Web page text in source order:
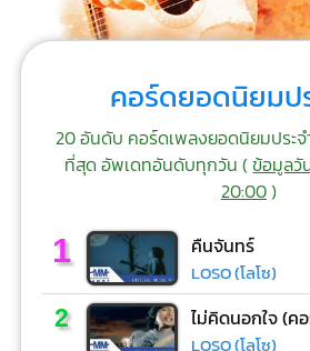
คอร์ดยอดนิยมป
20 อันดับ คอร์ดเพลงยอดนิยมประ
ที่สุด อัพเดทอันดับทุกวัน (ข้อมูลวั
20:00)
1 คืนจันทร์
LOSO (โลโซ)
2 ไม่คิดนอกใจ (ค
LOSO (โลโซ)